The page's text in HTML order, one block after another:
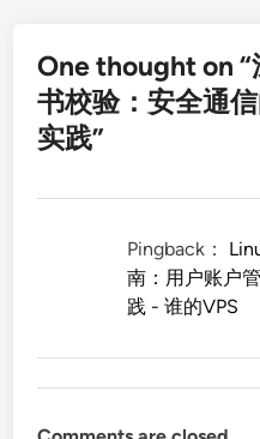
One thought on “
书校验：安全通
实践”
Pingback：
南：用户账户
践 - 谁的VPS